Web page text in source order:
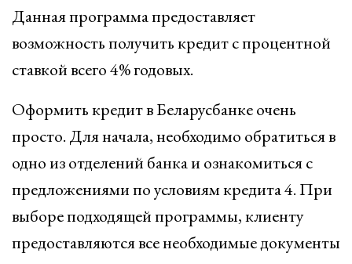
Данная программа предоставляет
возможность получить кредит с процентной
ставкой всего 4% годовых.
Оформить кредит в Беларусбанке очень
просто. Для начала, необходимо обратиться в
одно из отделений банка и ознакомиться с
предложениями по условиям кредита 4. При
выборе подходящей программы, клиенту
предоставляются все необходимые документы